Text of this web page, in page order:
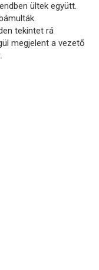
ültek együtt.
tekintet rá
megjelent a vezető